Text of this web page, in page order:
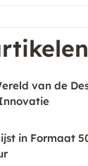
van de
in Formaat